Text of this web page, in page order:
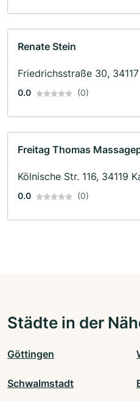
Renate Stein
Friedrichsstraße 30,
0.0 (0)
Freitag Thomas
Kölnische Str. 116, 34119
0.0 (0)
Städte in der
Göttingen
Schwalmstadt